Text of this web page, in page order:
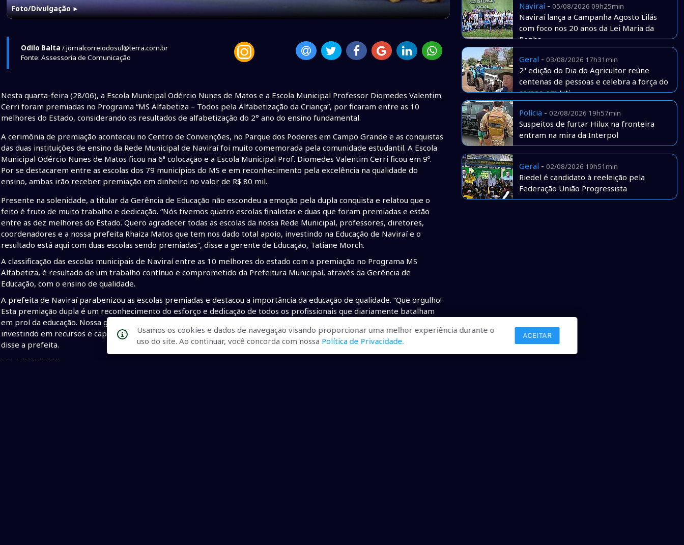
Foto/Divulgação►
Odilo Balta / jornalcorreiodosul@terra.com.br
Fonte: Assessoria de Comunicação
Nesta quarta-feira (28/06), a Escola Municipal Odércio Nunes de Matos e a Escola Municipal Professor Diomedes Valentim
Cerri foram premiadas no Programa “MS Alfabetiza – Todos pela Alfabetização da Criança”, por ficaram entre as 10
melhores do Estado, considerando os resultados de alfabetização do 2° ano do ensino fundamental.
A cerimônia de premiação aconteceu no Centro de Convenções, no Parque dos Poderes em Campo Grande e as conquistas
das duas instituições de ensino da Rede Municipal de Naviraí foi muito comemorada pela comunidade estudantil. A Escola
Municipal Odércio Nunes de Matos ficou na 6ª colocação e a Escola Municipal Prof. Diomedes Valentim Cerri ficou em 9º.
Por se destacarem entre as escolas dos 79 municípios do MS e em reconhecimento pela excelência na qualidade do
ensino, ambas irão receber premiação em dinheiro no valor de R$ 80 mil.
Presente na solenidade, a titular da Gerência de Educação não escondeu a emoção pela dupla conquista e relatou que o
feito é fruto de muito trabalho e dedicação. “Nós tivemos quatro escolas finalistas e duas que foram premiadas e estão
entre as dez melhores do Estado. Quero agradecer todas as escolas da nossa Rede Municipal, professores, diretores,
coordenadores e a nossa prefeita Rhaiza Matos que tem nos dado total apoio, investindo na Educação de Naviraí e o
resultado está aqui com duas escolas sendo premiadas”, disse a gerente de Educação, Tatiane Morch.
A classificação das escolas municipais de Naviraí entre as 10 melhores do estado com a premiação no Programa MS
Alfabetiza, é resultado de um trabalho contínuo e comprometido da Prefeitura Municipal, através da Gerência de
Educação, com o ensino de qualidade.
A prefeita de Naviraí parabenizou as escolas premiadas e destacou a importância da educação de qualidade. “Que orgulho!
Esta premiação dupla é um reconhecimento do esforço e dedicação de todos os profissionais que diariamente batalham
em prol da educação. Nossa gestão seguirá comprometida em oferecer ensino de qualidade para todos os alunos,
investindo em recursos e capacitando os profissionais da educação para que possam oferecer o melhor ensino possível”,
disse a prefeita.
MS ALFABETIZA
Naviraí- 05/08/2026 09h25min
Naviraí lança a Campanha Agosto Lilás
com foco nos 20 anos da Lei Maria da
Penha
Geral - 03/08/2026 17h31min
2ª edição do Dia do Agricultor reúne
centenas de pessoas e celebra a força do
campo em Juti
Polícia - 02/08/2026 19h57min
Suspeitos de furtar Hilux na fronteira
entram na mira da Interpol
Geral - 02/08/2026 19h51min
Riedel é candidato à reeleição pela
Federação União Progressista
Usamos os cookies e dados de navegação visando proporcionar uma melhor experiência durante o
uso do site. Ao continuar, você concorda com nossa Política de Privacidade.
ACEITAR